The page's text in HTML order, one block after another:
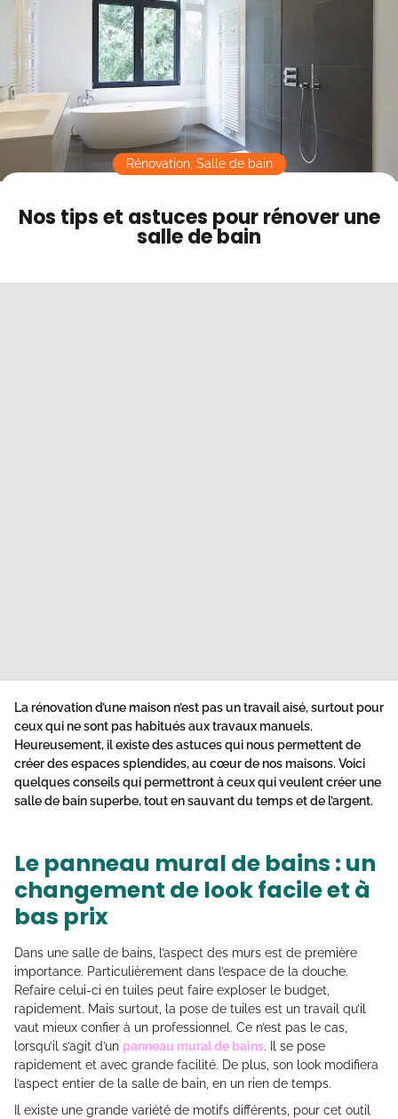
Contact
Mode sombre
Nos tips et astuces pour rénover une
salle de bain
Rénovation, Salle de bain
La rénovation d’une maison n’est pas un travail aisé, surtout pour
ceux qui ne sont pas habitués aux travaux manuels.
Heureusement, il existe des astuces qui nous permettent de
créer des espaces splendides, au cœur de nos maisons. Voici
quelques conseils qui permettront à ceux qui veulent créer une
salle de bain superbe, tout en sauvant du temps et de l’argent.
Le panneau mural de bains : un
changement de look facile et à
bas prix
Dans une salle de bains, l’aspect des murs est de première
importance. Particulièrement dans l’espace de la douche.
Refaire celui-ci en tuiles peut faire exploser le budget,
rapidement. Mais surtout, la pose de tuiles est un travail qu’il
vaut mieux confier à un professionnel. Ce n’est pas le cas,
lorsqu’il s’agit d’un panneau mural de bains. Il se pose
rapidement et avec grande facilité. De plus, son look modifiera
l’aspect entier de la salle de bain, en un rien de temps.
Il existe une grande variété de motifs différents, pour cet outil